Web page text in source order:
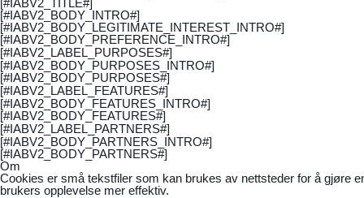
[#IABV2_BODY_INTRO#]
[#IABV2_BODY_LEGITIMATE_INTEREST_INTRO#]
[#IABV2_BODY_PREFERENCE_INTRO#]
[#IABV2_LABEL_PURPOSES#]
[#IABV2_BODY_PURPOSES_INTRO#]
[#IABV2_BODY_PURPOSES#]
[#IABV2_LABEL_FEATURES#]
[#IABV2_BODY_FEATURES_INTRO#]
[#IABV2_BODY_FEATURES#]
[#IABV2_LABEL_PARTNERS#]
[#IABV2_BODY_PARTNERS_INTRO#]
[#IABV2_BODY_PARTNERS#]
Om
Cookies er små tekstfiler som kan brukes av nettsteder for å gjøre
brukers opplevelse mer effektiv.